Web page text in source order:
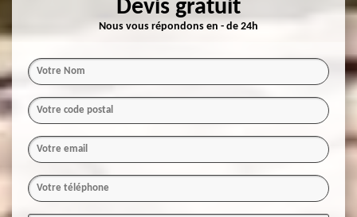
Devis gratuit
Nous vous répondons en - de 24h